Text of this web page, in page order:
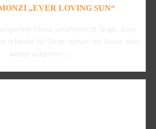
„EVER LOVING SUN“
Monzi veröffentlicht Single „Ever
schlecht die Dinge stehen, die Sonne wird
wieder aufgehen“....